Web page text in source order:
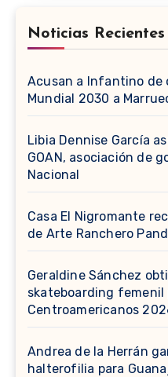
Noticias Recientes
Acusan a Infantino de
Mundial 2030 a
Libia Dennise García
GOAN, asociación de
Nacional
Casa El Nigromante
de Arte Ranchero
Geraldine Sánchez
skateboarding femenil
Centroamericanos
Andrea de la Herrán
halterofilia para